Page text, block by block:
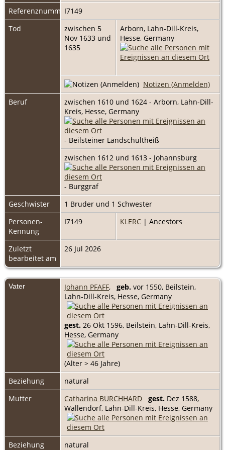
ReferenznummerI7149
Tod
zwischen 5
Nov 1633 und
1635
Arborn, Lahn-Dill-Kreis,
Hesse, Germany
Notizen (Anmelden)
Beruf
zwischen 1610 und 1624 - Arborn, Lahn-Dill-
Kreis, Hesse, Germany
- Beilsteiner Landschultheiß
zwischen 1612 und 1613 - Johannsburg
- Burggraf
Geschwister
1 Bruder und 1 Schwester
Personen-
Kennung
I7149 KLERC | Ancestors
Zuletzt
bearbeitet am
26 Jul 2026
Vater Johann PFAFF, geb. vor 1550, Beilstein,
Lahn-Dill-Kreis, Hesse, Germany
gest. 26 Okt 1596, Beilstein, Lahn-Dill-Kreis,
Hesse, Germany
(Alter > 46 Jahre)
Beziehung
natural
Mutter
Catharina BURCHHARD gest. Dez 1588,
Wallendorf, Lahn-Dill-Kreis, Hesse, Germany
Beziehung
natural